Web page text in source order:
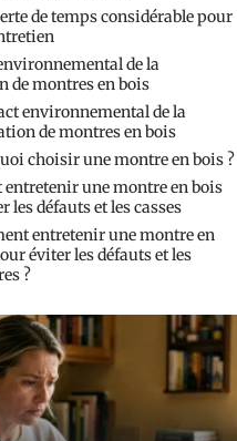
de temps considérable pour
de la
de montres en bois
environnemental de la
de montres en bois
choisir une montre en bois ?
entretenir une montre en bois
les défauts et les casses
entretenir une montre en
éviter les défauts et les
?